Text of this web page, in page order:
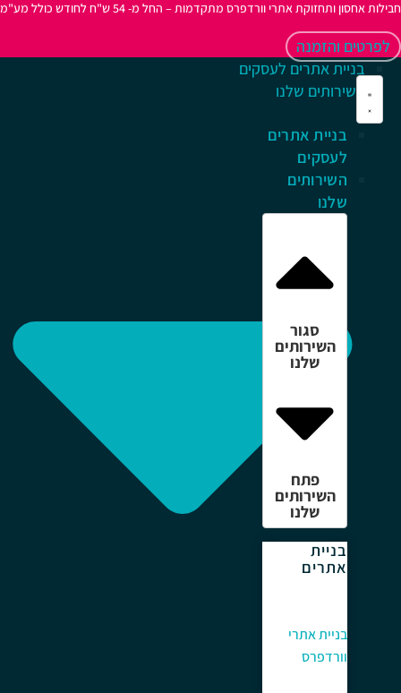
אחסון ותחזוקת אתרי וורדפרס מתקדמות – החל מ- 54 ש"ח לחודש כולל מע"מ
לפרטים והזמנה
בניית אתרים
לעסקים
השירותים
שלנו
סגור
השירותים
שלנו
פתח
השירותים
שלנו
בניית
אתרים
בניית אתרי
וורדפרס
בניית אתרים לעסקים
השירותים שלנו